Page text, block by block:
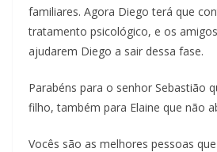
familiares. Agora Diego terá que
tratamento psicológico, e os
ajudarem Diego a sair dessa fase.
Parabéns para o senhor Sebastião
filho, também para Elaine que não
Vocês são as melhores pessoas